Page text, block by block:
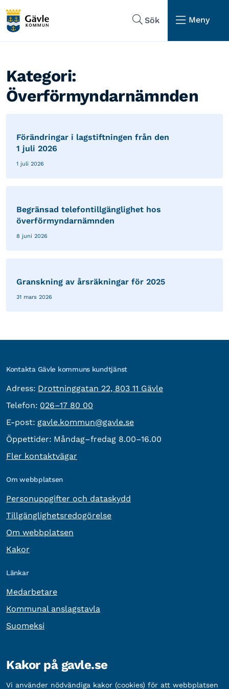
Sök
Meny
Kategori:
Överförmyndarnämnden
Förändringar i lagstiftningen från den
1 juli 2026
1 juli 2026
Begränsad telefontillgänglighet hos
överförmyndarnämnden
8 juni 2026
Granskning av årsräkningar för 2025
31 mars 2026
Kontakta Gävle kommuns kundtjänst
Adress: besöksadress:
Drottninggatan 22, 803 11 Gävle
Telefon: Telefon:
026–17 80 00
E-post: E-post:
gavle.kommun@gavle.se
Öppettider: Måndag–fredag 8.00–16.00
Fler kontaktvägar
Om webbplatsen
Personuppgifter och dataskydd
Tillgänglighetsredogörelse
Om webbplatsen
Kakor
Länkar
Medarbetare
Kommunal anslagstavla
Suomeksi
Organisationsnummer: 212000-2338
Kakor på gavle.se
Vi använder nödvändiga kakor (cookies) för att webbplatsen